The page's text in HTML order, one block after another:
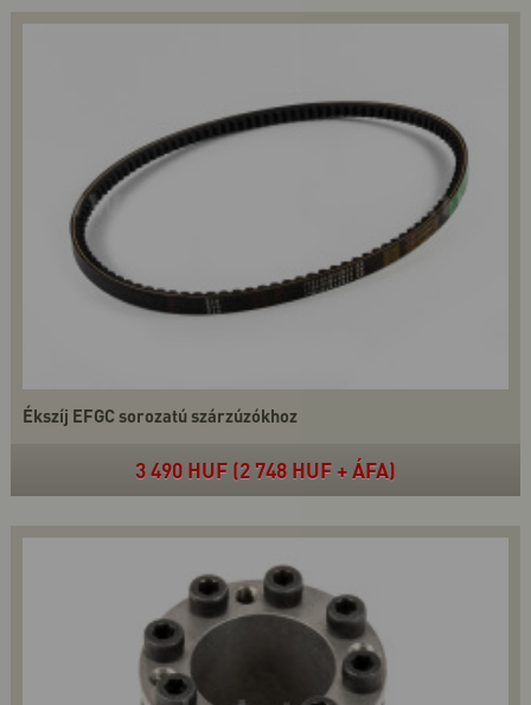
Ékszíj EFGC sorozatú szárzúzókhoz
3 490 HUF (2 748 HUF + ÁFA)